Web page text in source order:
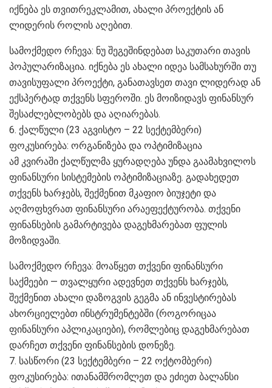
იქნება ეს თვითრეკლამით, ახალი პროექტის ან
ლიდერის როლის აღებით.
სამოქმედო რჩევა: ნუ შეგეშინდებათ საკუთარი თავის
პოპულარიზაცია. იქნება ეს ახალი იდეა სამსახურში თუ
თავისუფალი პროექტი, განათავსეთ თავი ლიდერად ან
ექსპერტად თქვენს სფეროში. ეს მოიზიდავს ფინანსურ
შესაძლებლობებს და აღიარებას.
6. ქალწული (23 აგვისტო – 22 სექტემბერი)
ფოკუსირება: ორგანიზება და ოპტიმიზაცია
ამ კვირაში ქალწულმა ყურადღება უნდა გაამახვილოს
ფინანსური სისტემების ოპტიმიზაციაზე. გადახედეთ
თქვენს ხარჯებს, შექმენით მკაფიო ბიუჯეტი და
აღმოფხვრათ ფინანსური არაეფექტურობა. თქვენი
ფინანსების გამარტივება დაგეხმარებათ ფულის
მოზიდვაში.
სამოქმედო რჩევა: მოაწყეთ თქვენი ფინანსური
საქმეები — თვალყური ადევნეთ თქვენს ხარჯებს,
შექმენით ახალი დაზოგვის გეგმა ან ინვესტირებას
ახორციელებთ ინსტრუმენტებში (როგორიცაა
ფინანსური აპლიკაციები), რომლებიც დაგეხმარებათ
დარჩეთ თქვენი ფინანსების დონეზე.
7. სასწორი (23 სექტემბერი – 22 ოქტომბერი)
ფოკუსირება: ითანამშრომლეთ და ეძიეთ ბალანსი